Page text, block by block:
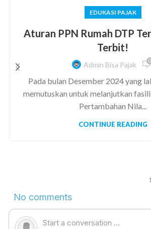
EDUKASI PAJAK
Aturan PPN Rumah DTP
Terbit!
Admin Bisa Pajak 0
Pada bulan Desember 2024 yang
memutuskan untuk melanjutkan
Pertambahan Nila...
CONTINUE READING